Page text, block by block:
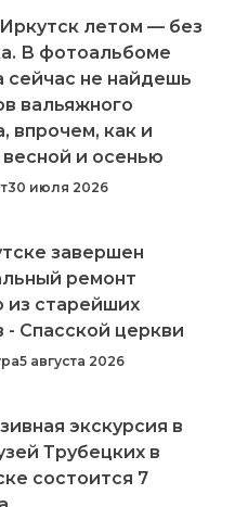
летом — без
В фотоальбоме
сейчас не найдешь
вальяжного
впрочем, как и
и осенью
30 июля 2026
завершен
ремонт
из старейших
- Спасской церкви
5 августа 2026
экскурсия в
Трубецких в
состоится 7